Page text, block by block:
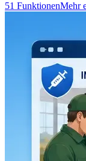
51 FunktionenMehr